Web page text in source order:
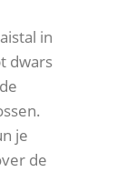
in
dwars
je
de